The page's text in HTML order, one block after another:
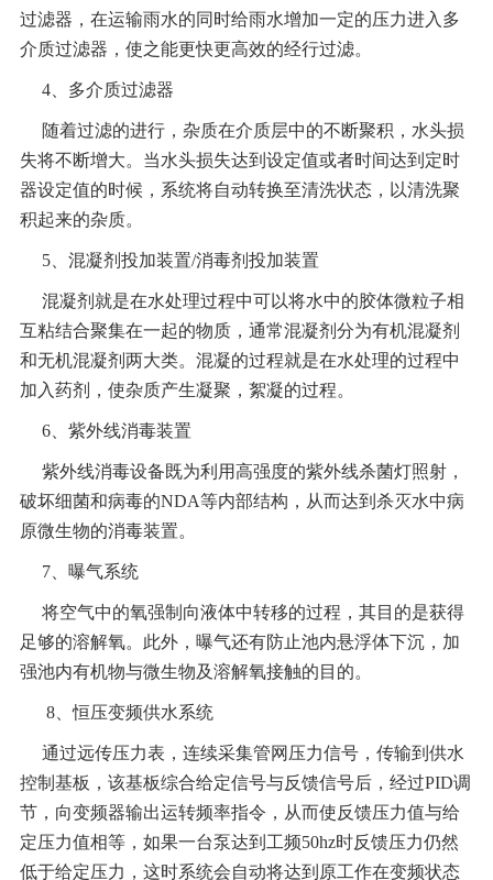
过滤器，在运输雨水的同时给雨水增加一定的压力进入多
介质过滤器，使之能更快更高效的经行过滤。
4、多介质过滤器
随着过滤的进行，杂质在介质层中的不断聚积，水头损
失将不断增大。当水头损失达到设定值或者时间达到定时
器设定值的时候，系统将自动转换至清洗状态，以清洗聚
积起来的杂质。
5、混凝剂投加装置/消毒剂投加装置
混凝剂就是在水处理过程中可以将水中的胶体微粒子相
互粘结合聚集在一起的物质，通常混凝剂分为有机混凝剂
和无机混凝剂两大类。混凝的过程就是在水处理的过程中
加入药剂，使杂质产生凝聚，絮凝的过程。
6、紫外线消毒装置
紫外线消毒设备既为利用高强度的紫外线杀菌灯照射，
破坏细菌和病毒的NDA等内部结构，从而达到杀灭水中病
原微生物的消毒装置。
7、曝气系统
将空气中的氧强制向液体中转移的过程，其目的是获得
足够的溶解氧。此外，曝气还有防止池内悬浮体下沉，加
强池内有机物与微生物及溶解氧接触的目的。
8、恒压变频供水系统
通过远传压力表，连续采集管网压力信号，传输到供水
控制基板，该基板综合给定信号与反馈信号后，经过PID调
节，向变频器输出运转频率指令，从而使反馈压力值与给
定压力值相等，如果一台泵达到工频50hz时反馈压力仍然
低于给定压力，这时系统会自动将达到原工作在变频状态